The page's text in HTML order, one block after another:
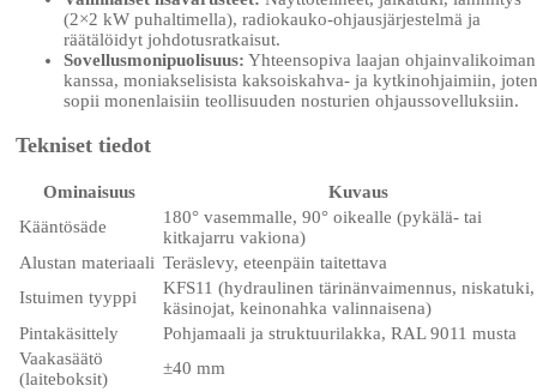
(2×2 kW puhaltimella), radiokauko-ohjausjärjestelmä ja
räätälöidyt johdotusratkaisut.
Sovellusmonipuolisuus: Yhteensopiva laajan ohjainvalikoiman
kanssa, moniakselisista kaksoiskahva- ja kytkinohjaimiin, joten
sopii monenlaisiin teollisuuden nosturien ohjaussovelluksiin.
Tekniset tiedot
Ominaisuus
Kuvaus
Kääntösäde
180° vasemmalle, 90° oikealle (pykälä- tai
kitkajarru vakiona)
Alustan materiaali Teräslevy, eteenpäin taitettava
Istuimen tyyppi
KFS11 (hydraulinen tärinänvaimennus, niskatuki,
käsinojat, keinonahka valinnaisena)
Pintakäsittely
Pohjamaali ja struktuurilakka, RAL 9011 musta
Vaakasäätö
(laiteboksit)
±40 mm